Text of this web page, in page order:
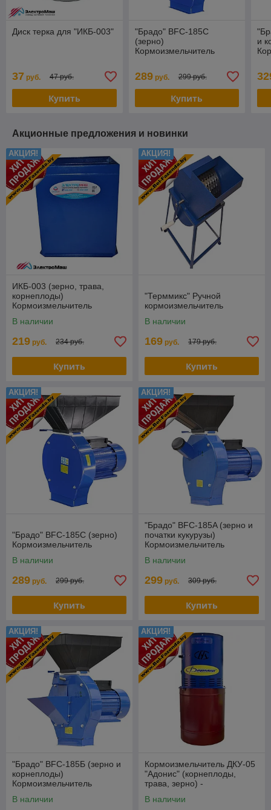
Диск терка для "ИКБ-003"
37 руб. 47 руб.
Купить
"Брадо" BFC-185С
(зерно)
Кормоизмельчитель
289руб. 299 руб.
Купить
и
Акционные предложения и новинки
АКЦИЯ!
ИКБ-003 (зерно, трава,
корнеплоды)
Кормоизмельчитель
В наличии
219 руб. 234 руб.
Купить
АКЦИЯ!
"Терммикс" Ручной
кормоизмельчитель
В наличии
169 руб. 179 руб.
Купить
АКЦИЯ!
"Брадо" BFC-185С (зерно)
Кормоизмельчитель
В наличии
289 руб. 299 руб.
Купить
АКЦИЯ!
"Брадо" BFC-185A (зерно и
початки кукурузы)
Кормоизмельчитель
В наличии
299 руб. 309 руб.
Купить
АКЦИЯ!
"Брадо" BFC-185Б (зерно и
корнеплоды)
Кормоизмельчитель
В наличии
АКЦИЯ!
Кормоизмельчитель ДКУ-05
"Адонис" (корнеплоды,
трава, зерно) -
В наличии